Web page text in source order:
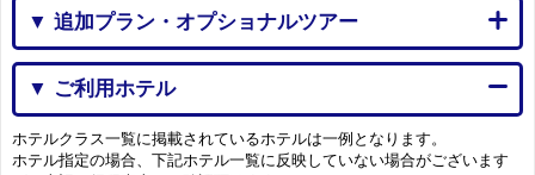
▼ 追加プラン・オプショナルツアー
▼ ご利用ホテル
ホテルクラス一覧に掲載されているホテルは一例となります。
ホテル指定の場合、下記ホテル一覧に反映していない場合がございます